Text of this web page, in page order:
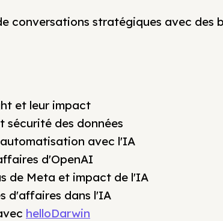
conversations stratégiques avec des
et leur impact
sécurité des données
avec l'IA
d'OpenAI
de Meta et impact de l'IA
d'affaires dans l'IA
helloDarwin